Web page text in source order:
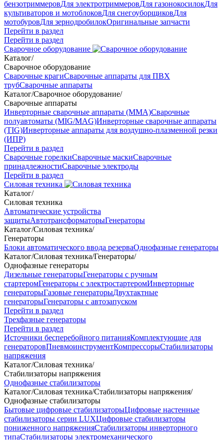
бензотриммеровДля электротриммеровДля газонокосилокДля
культиваторов и мотоблоковДля снегоуборщиковДля
мотобуровДля зернодробилокОригинальные запчасти
Перейти в раздел
Перейти в раздел
Сварочное оборудование
Каталог/
Сварочное оборудование
Сварочные крагиСварочные аппараты для ПВХ
трубСварочные аппараты
Каталог/Сварочное оборудование/
Сварочные аппараты
Инверторные сварочные аппараты (ММА)Сварочные
полуавтоматы (MIG/MAG)Инверторные сварочные аппараты
(TIG)Инверторные аппараты для воздушно-плазменной резки
(ИПР)
Перейти в раздел
Сварочные горелкиСварочные маскиСварочные
принадлежностиСварочные электроды
Перейти в раздел
Силовая техника
Каталог/
Силовая техника
Автоматические устройства
защитыАвтотрансформаторыГенераторы
Каталог/Силовая техника/
Генераторы
Блоки автоматического ввода резерваОднофазные генераторы
Каталог/Силовая техника/Генераторы/
Однофазные генераторы
Дизельные генераторыГенераторы с ручным
стартеромГенераторы с электростартеромИнверторные
генераторыГазовые генераторыДвухтактные
генераторыГенераторы с автозапуском
Перейти в раздел
Трехфазные генераторы
Перейти в раздел
Источники бесперебойного питанияКомплектующие для
генераторовПневмоинструментКомпрессорыСтабилизаторы
напряжения
Каталог/Силовая техника/
Стабилизаторы напряжения
Однофазные стабилизаторы
Каталог/Силовая техника/Стабилизаторы напряжения/
Однофазные стабилизаторы
Бытовые цифровые стабилизаторыЦифровые настенные
стабилизаторы серии LUXЦифровые стабилизаторы
пониженного напряженияСтабилизаторы инверторного
типаСтабилизаторы электромеханического